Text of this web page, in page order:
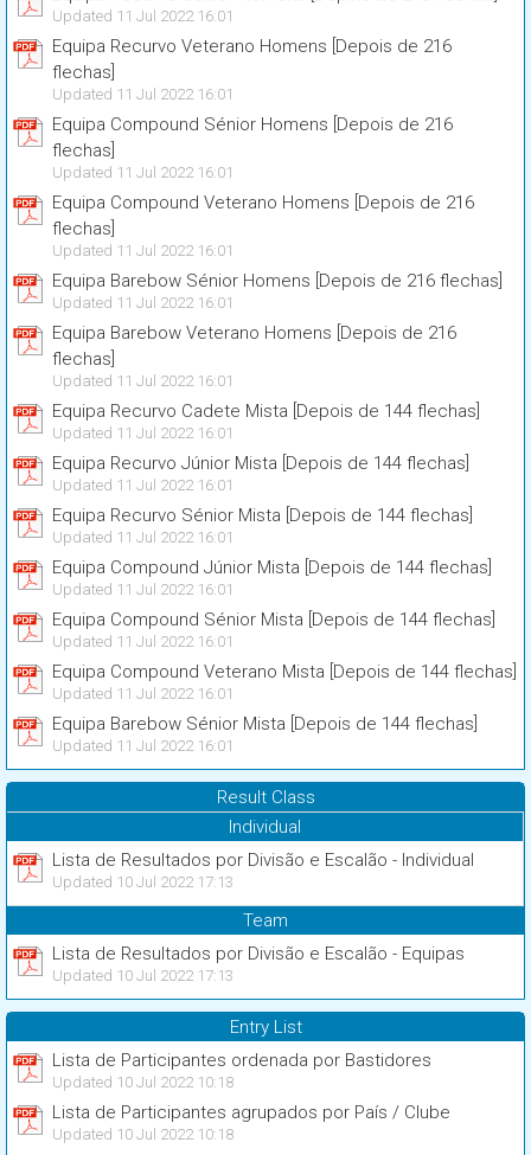
Updated 11 Jul 2022 16:01
Equipa Recurvo Veterano Homens [Depois de 216
flechas]
Updated 11 Jul 2022 16:01
Equipa Compound Sénior Homens [Depois de 216
flechas]
Updated 11 Jul 2022 16:01
Equipa Compound Veterano Homens [Depois de 216
flechas]
Updated 11 Jul 2022 16:01
Equipa Barebow Sénior Homens [Depois de 216 flechas]
Updated 11 Jul 2022 16:01
Equipa Barebow Veterano Homens [Depois de 216
flechas]
Updated 11 Jul 2022 16:01
Equipa Recurvo Cadete Mista [Depois de 144 flechas]
Updated 11 Jul 2022 16:01
Equipa Recurvo Júnior Mista [Depois de 144 flechas]
Updated 11 Jul 2022 16:01
Equipa Recurvo Sénior Mista [Depois de 144 flechas]
Updated 11 Jul 2022 16:01
Equipa Compound Júnior Mista [Depois de 144 flechas]
Updated 11 Jul 2022 16:01
Equipa Compound Sénior Mista [Depois de 144 flechas]
Updated 11 Jul 2022 16:01
Equipa Compound Veterano Mista [Depois de 144 flechas]
Updated 11 Jul 2022 16:01
Equipa Barebow Sénior Mista [Depois de 144 flechas]
Updated 11 Jul 2022 16:01
Result Class
Individual
Lista de Resultados por Divisão e Escalão - Individual
Updated 10 Jul 2022 17:13
Team
Lista de Resultados por Divisão e Escalão - Equipas
Updated 10 Jul 2022 17:13
Entry List
Lista de Participantes ordenada por Bastidores
Updated 10 Jul 2022 10:18
Lista de Participantes agrupados por País / Clube
Updated 10 Jul 2022 10:18